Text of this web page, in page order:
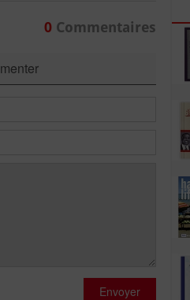
0Commentaires
Envoyer